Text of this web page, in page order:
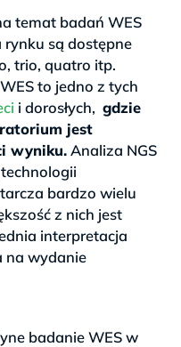
temat badań WES
rynku są dostępne
trio, quatro itp.
to jedno z tych
i dorosłych, gdzie
jest
wyniku.Analiza NGS
bardzo wielu
z nich jest
interpretacja
na wydanie
badanie WES w